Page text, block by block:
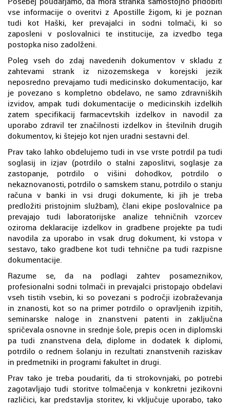
vse informacije o overitvi z Apostille žigom, ki je poznan
tudi kot Haški, ker prevajalci in sodni tolmači, ki so
zaposleni v poslovalnici te institucije, za izvedbo tega
postopka niso zadolženi.
Poleg vseh do zdaj navedenih dokumentov v skladu z
zahtevami strank iz nizozemskega v korejski jezik
neposredno prevajamo tudi medicinsko dokumentacijo, kar
je povezano s kompletno obdelavo, ne samo zdravniških
izvidov, ampak tudi dokumentacije o medicinskih izdelkih
zatem specifikacij farmacevtskih izdelkov in navodil za
uporabo zdravil ter značilnosti izdelkov in številnih drugih
dokumentov, ki štejejo kot njen uradni sestavni del.
Prav tako lahko obdelujemo tudi in vse vrste potrdil pa tudi
soglasij in izjav (potrdilo o stalni zaposlitvi, soglasje za
zastopanje, potrdilo o višini dohodkov, potrdilo o
nekaznovanosti, potrdilo o samskem stanu, potrdilo o stanju
računa v banki in vsi drugi dokumente, ki jih je treba
predložiti pristojnim službam), člani ekipe poslovalnice pa
prevajajo tudi laboratorijske analize tehničnih vzorcev
oziroma deklaracije izdelkov in gradbene projekte pa tudi
navodila za uporabo in vsak drug dokument, ki vstopa v
sestavo, tako gradbene kot tudi tehnične pa tudi razpisne
dokumentacije.
Razume se, da na podlagi zahtev posameznikov,
profesionalni sodni tolmači in prevajalci pristopajo obdelavi
vseh tistih vsebin, ki so povezani s področji izobraževanja
in znanosti, kot so na primer potrdilo o opravljenih izpitih,
seminarske naloge in znanstveni patenti in zaključna
spričevala osnovne in srednje šole, prepis ocen in diplomski
pa tudi znanstvena dela, diplome in dodatek k diplomi,
potrdilo o rednem šolanju in rezultati znanstvenih raziskav
in predmetniki in programi fakultet in drugi.
Prav tako je treba poudariti, da ti strokovnjaki, po potrebi
zagotavljajo tudi storitve tolmačenja v konkretni jezikovni
različici, kar predstavlja storitev, ki vključuje uporabo, tako